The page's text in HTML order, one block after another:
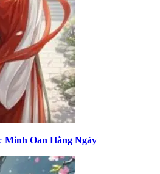
Minh Oan Hằng Ngày